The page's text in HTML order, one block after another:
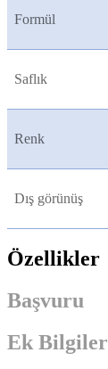
Formül
Saflık
Renk
Dış görünüş
Özellikler
Başvuru
Ek Bilgiler